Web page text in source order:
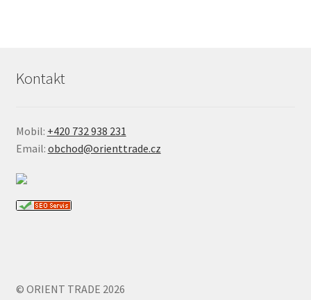
Kontakt
Mobil: +420 732 938 231
Email: obchod@orienttrade.cz
© ORIENT TRADE 2026